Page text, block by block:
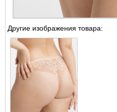
Другие изображения товара: